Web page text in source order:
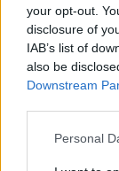
your opt-out.
disclosure of
IAB’s list of
also be
Downstream
Personal